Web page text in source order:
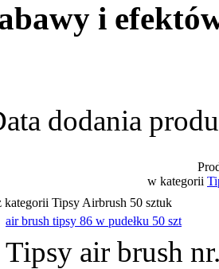
i
dodania
w kategorii
kategorii Tipsy Airbrush 50 sztuk
air brush tipsy 86 w pudełku 50 szt
Tipsy air brush